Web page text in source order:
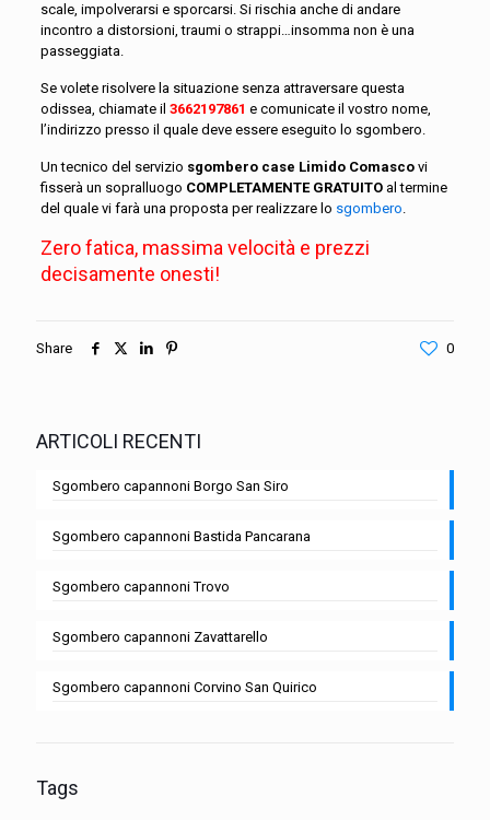
scale, impolverarsi e sporcarsi. Si rischia anche di andare
incontro a distorsioni, traumi o strappi…insomma non è una
passeggiata.
Se volete risolvere la situazione senza attraversare questa
odissea, chiamate il 3662197861 e comunicate il vostro nome,
l’indirizzo presso il quale deve essere eseguito lo sgombero.
Un tecnico del servizio sgombero case Limido Comasco vi
fisserà un sopralluogo COMPLETAMENTE GRATUITOal termine
del quale vi farà una proposta per realizzare lo sgombero.
Zero fatica, massima velocità e prezzi
decisamente onesti!
Share 0
ARTICOLI RECENTI
Sgombero capannoni Borgo San Siro
Sgombero capannoni Bastida Pancarana
Sgombero capannoni Trovo
Sgombero capannoni Zavattarello
Sgombero capannoni Corvino San Quirico
Tags